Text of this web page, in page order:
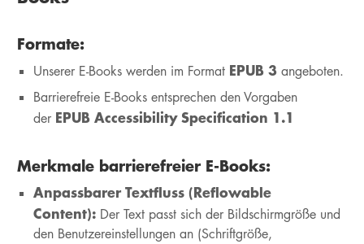
Formate:
Unserer E-Books werden im Format EPUB 3 angeboten.
Barrierefreie E-Books entsprechen den Vorgaben
der EPUB Accessibility Specification 1.1
Merkmale barrierefreier E-Books:
Anpassbarer Textfluss (Reflowable
Content): Der Text passt sich der Bildschirmgröße und
den Benutzereinstellungen an (Schriftgröße,